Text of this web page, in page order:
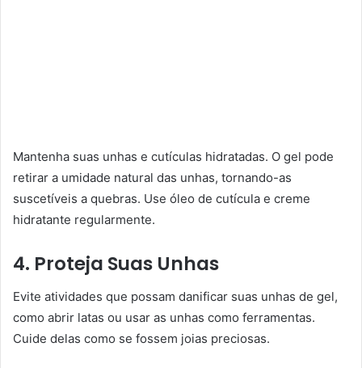
Mantenha suas unhas e cutículas hidratadas. O gel pode
retirar a umidade natural das unhas, tornando-as
suscetíveis a quebras. Use óleo de cutícula e creme
hidratante regularmente.
4. Proteja Suas Unhas
Evite atividades que possam danificar suas unhas de gel,
como abrir latas ou usar as unhas como ferramentas.
Cuide delas como se fossem joias preciosas.